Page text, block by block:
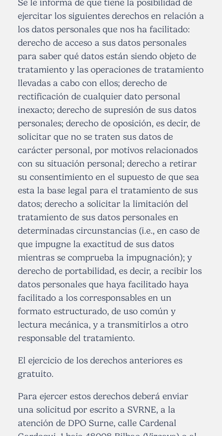
Se le informa de que tiene la posibilidad de
ejercitar los siguientes derechos en relación a
los datos personales que nos ha facilitado:
derecho de acceso a sus datos personales
para saber qué datos están siendo objeto de
tratamiento y las operaciones de tratamiento
llevadas a cabo con ellos; derecho de
rectificación de cualquier dato personal
inexacto; derecho de supresión de sus datos
personales; derecho de oposición, es decir, de
solicitar que no se traten sus datos de
carácter personal, por motivos relacionados
con su situación personal; derecho a retirar
su consentimiento en el supuesto de que sea
esta la base legal para el tratamiento de sus
datos; derecho a solicitar la limitación del
tratamiento de sus datos personales en
determinadas circunstancias (i.e., en caso de
que impugne la exactitud de sus datos
mientras se comprueba la impugnación); y
derecho de portabilidad, es decir, a recibir los
datos personales que haya facilitado haya
facilitado a los corresponsables en un
formato estructurado, de uso común y
lectura mecánica, y a transmitirlos a otro
responsable del tratamiento.
El ejercicio de los derechos anteriores es
gratuito.
Para ejercer estos derechos deberá enviar
una solicitud por escrito a SVRNE, a la
atención de DPO Surne, calle Cardenal